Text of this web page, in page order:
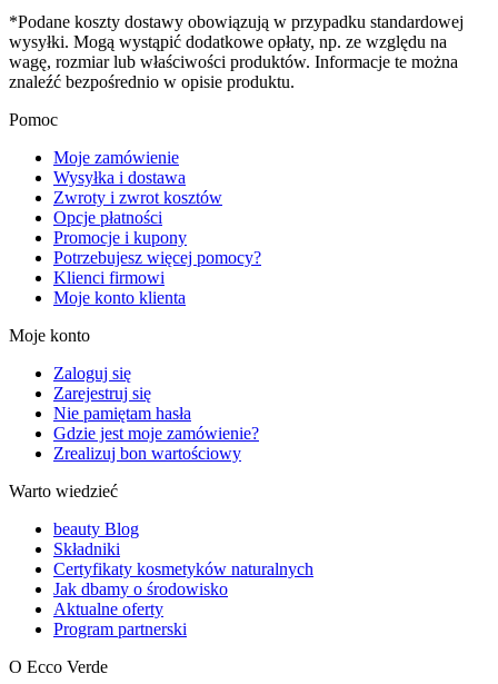
*Podane koszty dostawy obowiązują w przypadku standardowej
wysyłki. Mogą wystąpić dodatkowe opłaty, np. ze względu na
wagę, rozmiar lub właściwości produktów. Informacje te można
znaleźć bezpośrednio w opisie produktu.
Pomoc
Moje zamówienie
Wysyłka i dostawa
Zwroty i zwrot kosztów
Opcje płatności
Promocje i kupony
Potrzebujesz więcej pomocy?
Klienci firmowi
Moje konto klienta
Moje konto
Zaloguj się
Zarejestruj się
Nie pamiętam hasła
Gdzie jest moje zamówienie?
Zrealizuj bon wartościowy
Warto wiedzieć
beauty Blog
Składniki
Certyfikaty kosmetyków naturalnych
Jak dbamy o środowisko
Aktualne oferty
Program partnerski
O Ecco Verde